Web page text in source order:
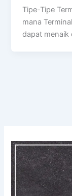
Tipe-Tipe
mana
dapat